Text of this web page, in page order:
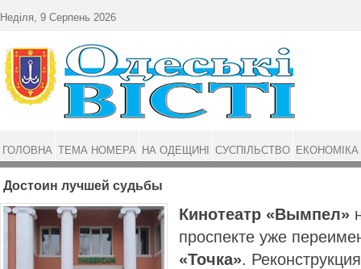
Достоин лучшей судьбы
Кинотеатр «Вымпел»
проспекте уже
«Точка».
Неділя, 9 Серпень 2026
ГОЛОВНА ТЕМА НОМЕРА НА ОДЕЩИНІ СУСПІЛЬСТВО ЕКОНОМІКА